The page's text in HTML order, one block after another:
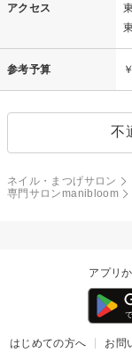
アクセス
参考予算
不
ネイル・まつげサロン
専門サロンmanibloom
アプリ
はじめての方へ お問